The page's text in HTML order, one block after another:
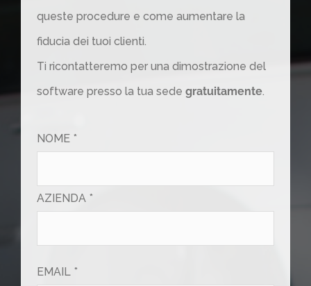
queste procedure e come aumentare la
fiducia dei tuoi clienti.
Ti ricontatteremo per una dimostrazione del
software presso la tua sedegratuitamente.
NOME *
AZIENDA *
EMAIL *